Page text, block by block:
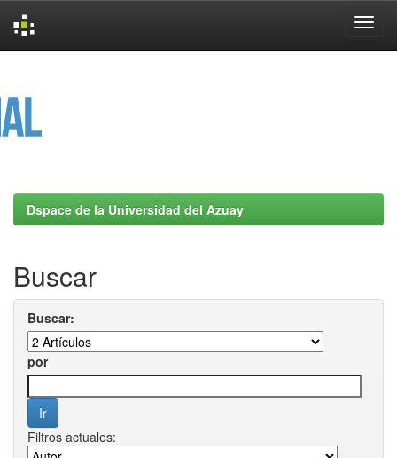
Dspace de la Universidad del Azuay
Buscar
Buscar:
por
Filtros actuales: